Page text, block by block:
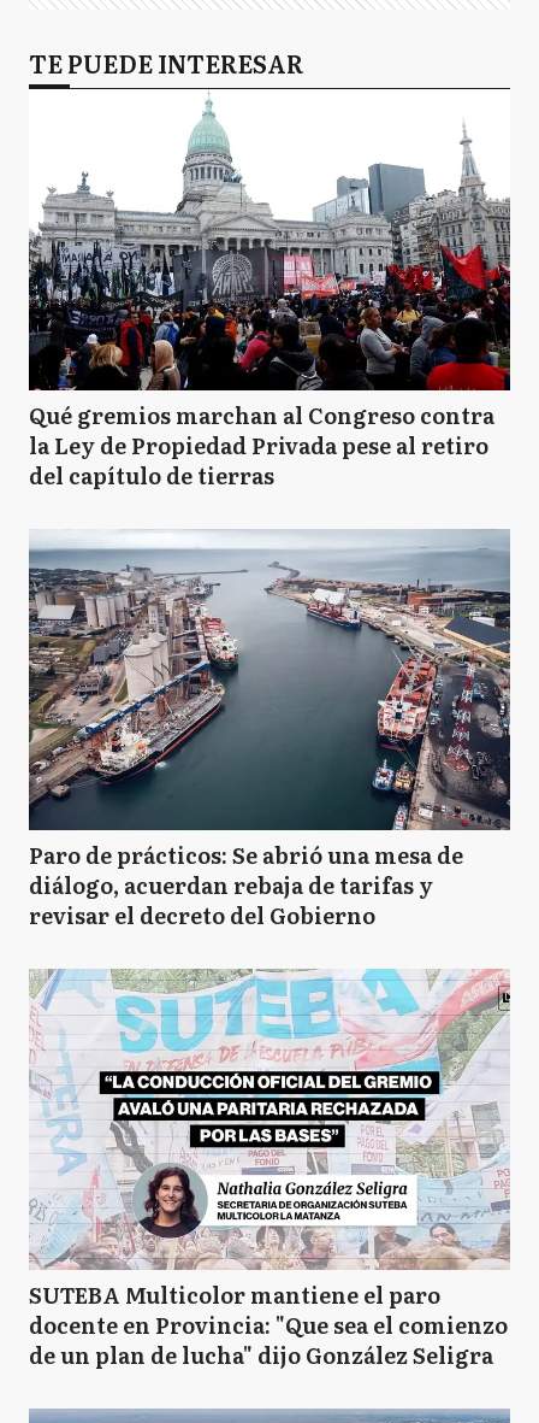
TE PUEDE INTERESAR
Qué gremios marchan al Congreso contra
la Ley de Propiedad Privada pese al retiro
del capítulo de tierras
Paro de prácticos: Se abrió una mesa de
diálogo, acuerdan rebaja de tarifas y
revisar el decreto del Gobierno
SUTEBA Multicolor mantiene el paro
docente en Provincia: "Que sea el comienzo
de un plan de lucha" dijo González Seligra